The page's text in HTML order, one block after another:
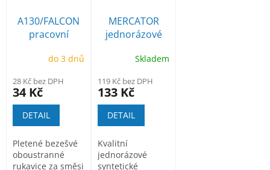
A130/FALCON
pracovní
povrstvené
do 3 dnů
28 Kč bez DPH
34 Kč
DETAIL
Pletené bezešvé
oboustranné
rukavice za směsi
MERCATOR
jednorázové
nitrilové bez
Skladem
119 Kč bez DPH
133 Kč
DETAIL
Kvalitní
jednorázové
syntetické